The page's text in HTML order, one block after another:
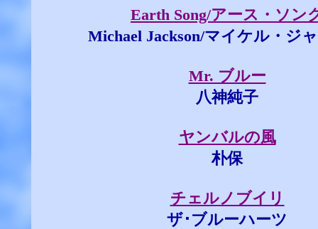
Earth Song/アース・ソン
Michael Jackson/マイケル・ジ
Mr. ブルー
八神純子
ヤンバルの風
朴保
チェルノブイリ
ザ･ブルーハーツ